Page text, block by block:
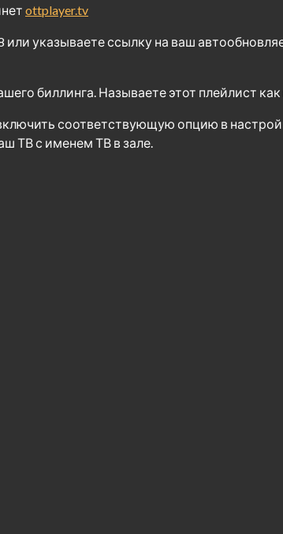
ottplayer.tv
указываете ссылку на ваш
биллинга. Называете этот плейлист
соответствующую опцию в
ТВ с именем ТВ в зале.